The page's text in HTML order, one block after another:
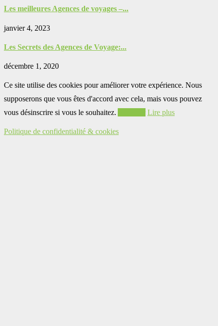
Les meilleures Agences de voyages –...
janvier 4, 2023
Les Secrets des Agences de Voyage:...
décembre 1, 2020
Ce site utilise des cookies pour améliorer votre expérience. Nous
supposerons que vous êtes d'accord avec cela, mais vous pouvez
vous désinscrire si vous le souhaitez.
Lire plus
Politique de confidentialité & cookies